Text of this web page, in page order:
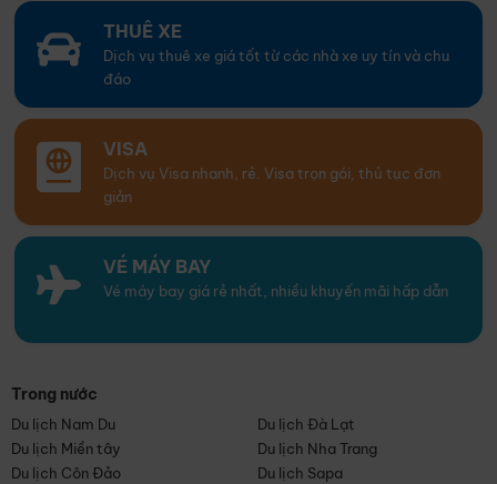
THUÊ XE
Dịch vụ thuê xe giá tốt từ các nhà xe uy tín và chu
đáo
VISA
Dịch vụ Visa nhanh, rẻ. Visa trọn gói, thủ tục đơn
giản
VÉ MÁY BAY
Vé máy bay giá rẻ nhất, nhiều khuyến mãi hấp dẫn
Trong nước
Du lịch Nam Du
Du lịch Đà Lạt
Du lịch Miền tây
Du lịch Nha Trang
Du lịch Côn Đảo
Du lịch Sapa